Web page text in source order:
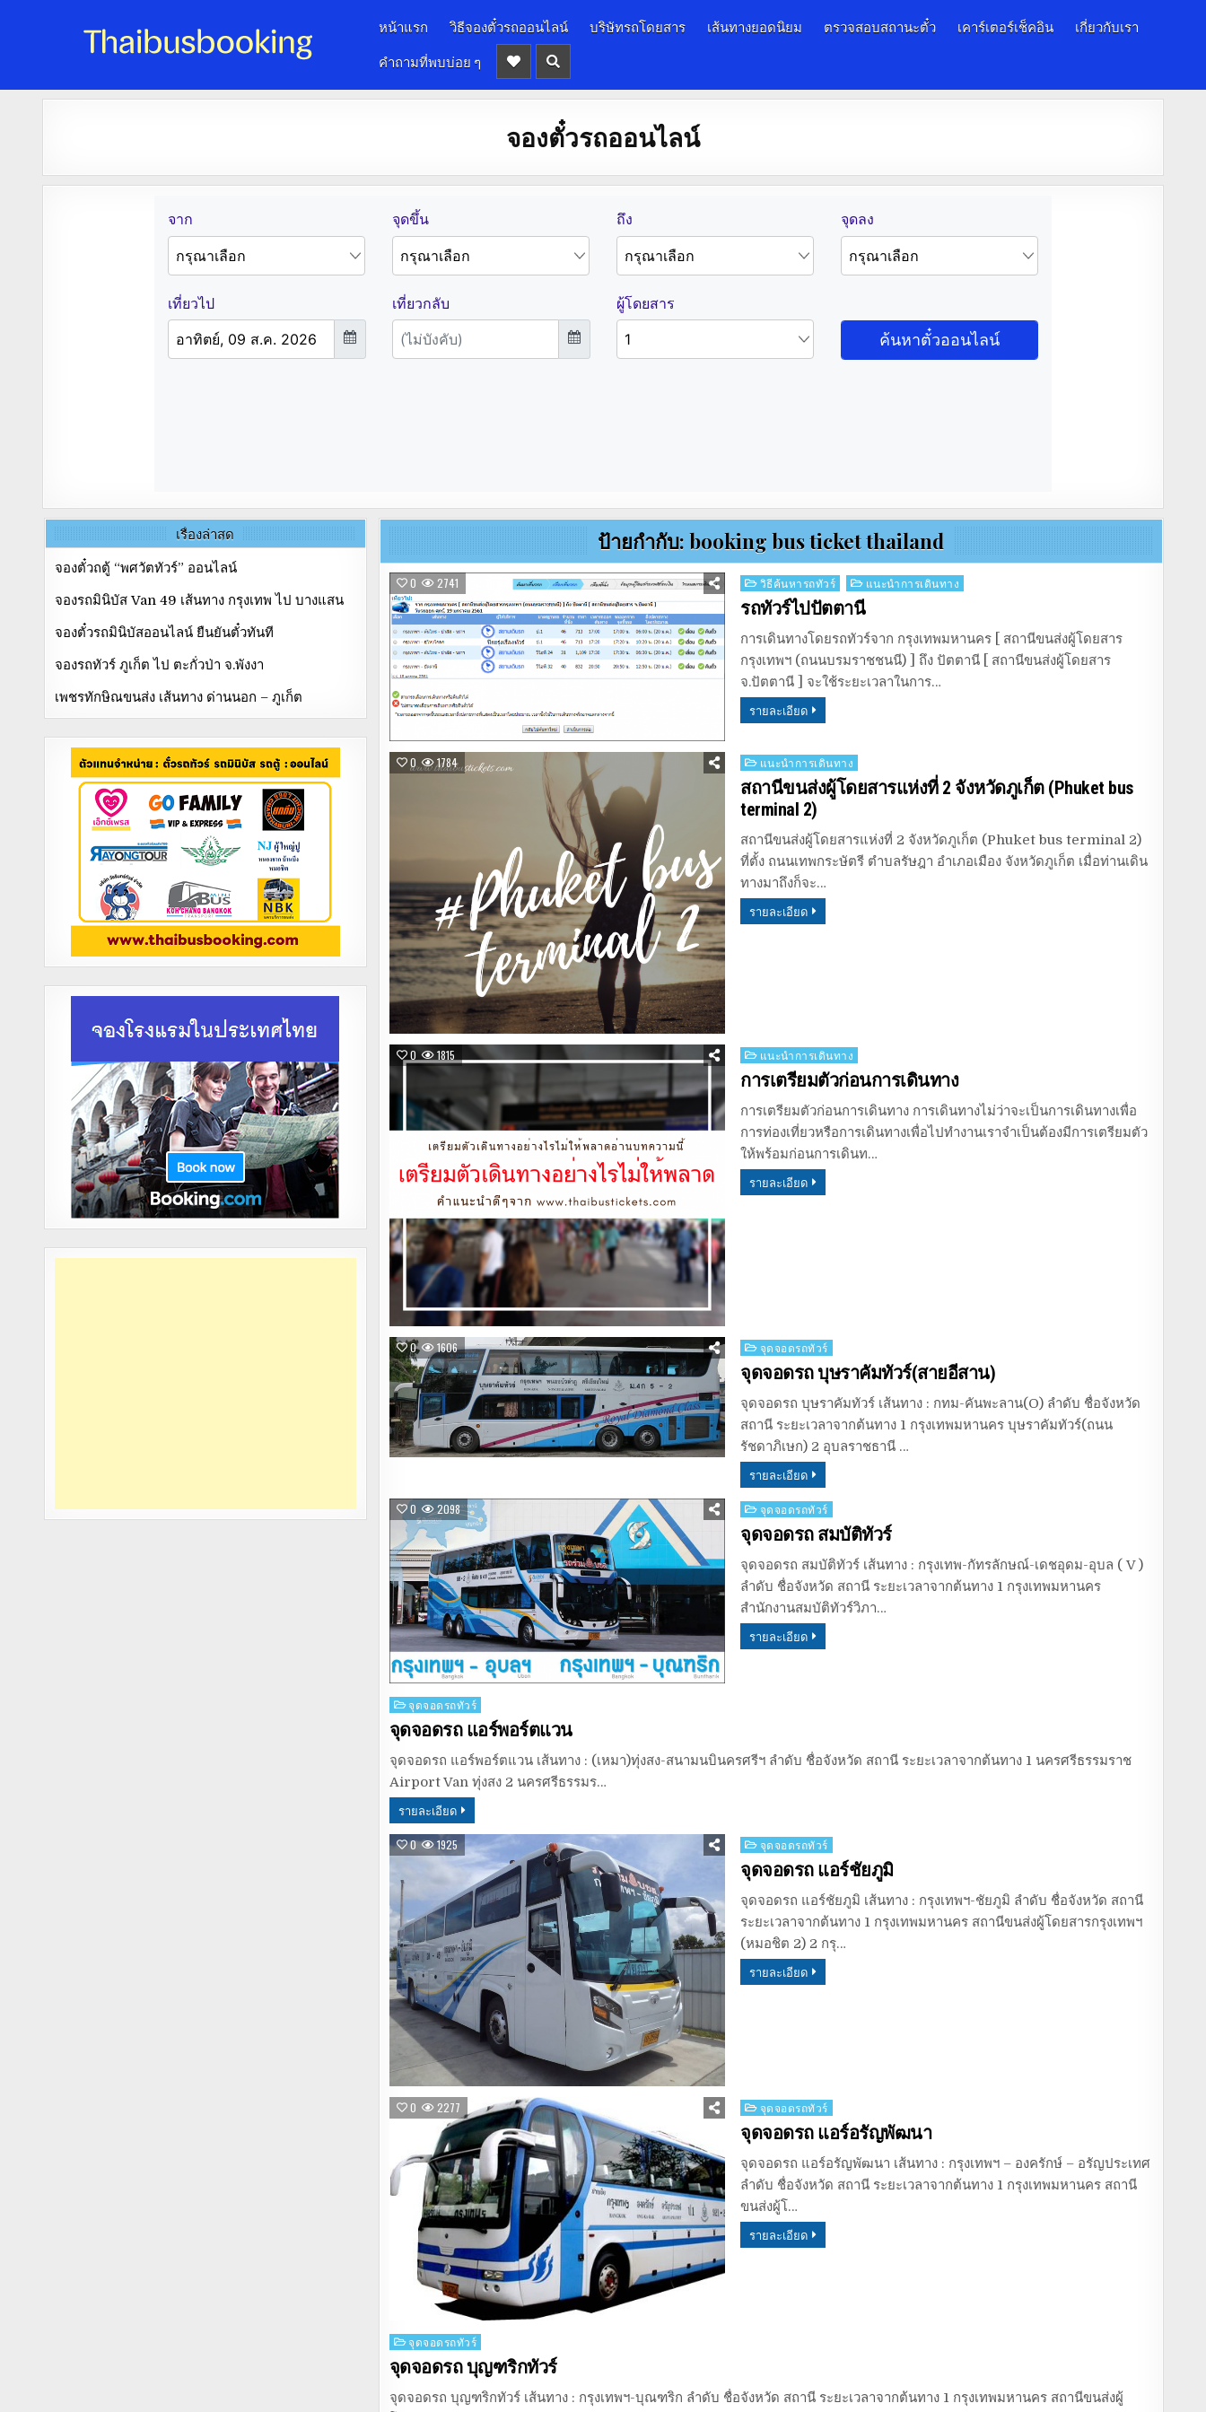
จองตั๋วรถออนไลน์ 24 ชั่วโมง
หน้าแรก วิธีจองตั๋วรถออนไลน์ บริษัทรถโดยสาร เส้นทางยอดนิยม ตรวจสอบสถานะตั๋ว เคาร์เตอร์เช็คอิน
เกี่ยวกับเรา
คำถามที่พบบ่อย ๆ
จองตั๋วรถออนไลน์
ป้ายกำกับ:booking bus ticket thailand
0 2741
Posted
in
วิธีค้นหารถทัวร์ แนะนำการเดินทาง
รถทัวร์ไปปัตตานี
การเดินทางโดยรถทัวร์จาก กรุงเทพมหานคร [ สถานีขนส่งผู้โดยสาร
กรุงเทพฯ (ถนนบรมราชชนนี) ] ถึง ปัตตานี [ สถานีขนส่งผู้โดยสาร
จ.ปัตตานี ] จะใช้ระยะเวลาในการ…
รายละเอียด
0 1784
Posted
in
แนะนำการเดินทาง
สถานีขนส่งผู้โดยสารแห่งที่ 2 จังหวัดภูเก็ต (Phuket bus
terminal 2)
สถานีขนส่งผู้โดยสารแห่งที่ 2 จังหวัดภูเก็ต (Phuket bus terminal 2)
ที่ตั้ง ถนนเทพกระษัตรี ตำบลรัษฎา อำเภอเมือง จังหวัดภูเก็ต เมื่อท่านเดิน
ทางมาถึงก็จะ…
รายละเอียด
0 1815
Posted
in
แนะนำการเดินทาง
การเตรียมตัวก่อนการเดินทาง
การเตรียมตัวก่อนการเดินทาง การเดินทางไม่ว่าจะเป็นการเดินทางเพื่อ
การท่องเที่ยวหรือการเดินทางเพื่อไปทำงานเราจำเป็นต้องมีการเตรียมตัว
ให้พร้อมก่อนการเดินท…
รายละเอียด
0 1606
Posted
in
จุดจอดรถทัวร์
จุดจอดรถ บุษราคัมทัวร์(สายอีสาน)
จุดจอดรถ บุษราคัมทัวร์ เส้นทาง : กทม-คันพะลาน(O) ลำดับ ชื่อจังหวัด
สถานี ระยะเวลาจากต้นทาง 1 กรุงเทพมหานคร บุษราคัมทัวร์(ถนน
รัชดาภิเษก) 2 อุบลราชธานี …
รายละเอียด
0 2098
Posted
in
จุดจอดรถทัวร์
จุดจอดรถ สมบัติทัวร์
จุดจอดรถ สมบัติทัวร์ เส้นทาง : กรุงเทพ-กัทรลักษณ์-เดชอุดม-อุบล ( V )
ลำดับ ชื่อจังหวัด สถานี ระยะเวลาจากต้นทาง 1 กรุงเทพมหานคร
สำนักงานสมบัติทัวร์วิภา…
รายละเอียด
Posted
in
จุดจอดรถทัวร์
จุดจอดรถ แอร์พอร์ตแวน
จุดจอดรถ แอร์พอร์ตแวน เส้นทาง : (เหมา)ทุ่งสง-สนามนบินครศรีฯ ลำดับ ชื่อจังหวัด สถานี ระยะเวลาจากต้นทาง 1 นครศรีธรรมราช
Airport Van ทุ่งสง 2 นครศรีธรรมร…
รายละเอียด
0 1925
Posted
in
จุดจอดรถทัวร์
จุดจอดรถ แอร์ชัยภูมิ
จุดจอดรถ แอร์ชัยภูมิ เส้นทาง : กรุงเทพฯ-ชัยภูมิ ลำดับ ชื่อจังหวัด สถานี
ระยะเวลาจากต้นทาง 1 กรุงเทพมหานคร สถานีขนส่งผู้โดยสารกรุงเทพฯ
(หมอชิต 2) 2 กรุ…
รายละเอียด
0 2277
Posted
in
จุดจอดรถทัวร์
จุดจอดรถ แอร์อรัญพัฒนา
จุดจอดรถ แอร์อรัญพัฒนา เส้นทาง : กรุงเทพฯ – องครักษ์ – อรัญประเทศ
ลำดับ ชื่อจังหวัด สถานี ระยะเวลาจากต้นทาง 1 กรุงเทพมหานคร สถานี
ขนส่งผู้โ…
รายละเอียด
Posted
in
จุดจอดรถทัวร์
จุดจอดรถ บุญฑริกทัวร์
จุดจอดรถ บุญฑริกทัวร์ เส้นทาง : กรุงเทพฯ-บุณฑริก ลำดับ ชื่อจังหวัด สถานี ระยะเวลาจากต้นทาง 1 กรุงเทพมหานคร สถานีขนส่งผู้
เรื่องล่าสุด
จองตั๋วถตู้ “พศวัตทัวร์” ออนไลน์
จองรถมินิบัส Van 49 เส้นทาง กรุงเทพ ไป บางแสน
จองตั๋วรถมินิบัสออนไลน์ ยืนยันตั๋วทันที
จองรถทัวร์ ภูเก็ต ไป ตะกั่วป่า จ.พังงา
เพชรทักษิณขนส่ง เส้นทาง ด่านนอก – ภูเก็ต